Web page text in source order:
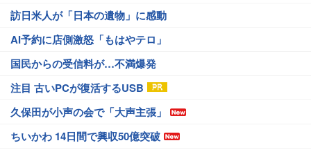
訪日米人が「日本の遺物」に感動
AI予約に店側激怒「もはやテロ」
国民からの受信料が…不満爆発
注目 古いPCが復活するUSB
久保田が小声の会で「大声主張」
ちいかわ 14日間で興収50億突破